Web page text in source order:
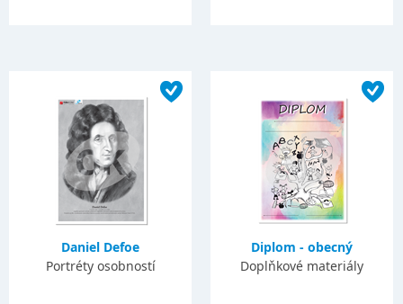
Daniel Defoe
Portréty osobností
Diplom - obecný
Doplňkové materiály